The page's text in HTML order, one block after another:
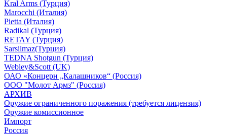
Kral Arms (Турция)
Marocchi (Италия)
Pietta (Италия)
Radikal (Турция)
RETAY (Турция)
Sarsilmaz(Турция)
TEDNA Shotgun (Турция)
Webley&Scott (UK)
ОАО «Концерн „Калашников“ (Россия)
ООО "Молот Армз" (Россия)
АРХИВ
Оружие ограниченного поражения (требуется лицензия)
Оружие комиссионное
Импорт
Россия